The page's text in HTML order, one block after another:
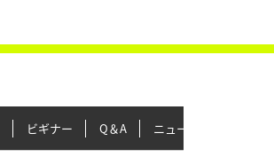
ビギナー Q＆A ニュース＆トピックス